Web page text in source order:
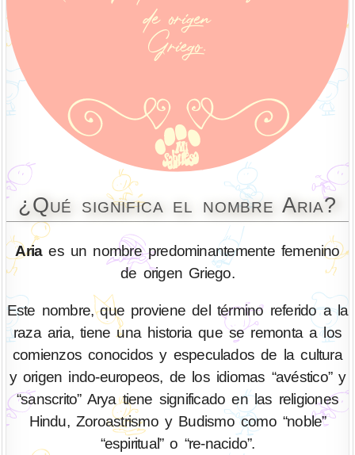
¿Qué significa el nombre Aria?
Ariaes un nombre predominantemente femenino
de origen Griego.
Este nombre, que proviene del término referido a la
raza aria, tiene una historia que se remonta a los
comienzos conocidos y especulados de la cultura
y origen indo-europeos, de los idiomas “avéstico” y
“sanscrito” Arya tiene significado en las religiones
Hindu, Zoroastrismo y Budismo como “noble”
“espiritual” o “re-nacido”.